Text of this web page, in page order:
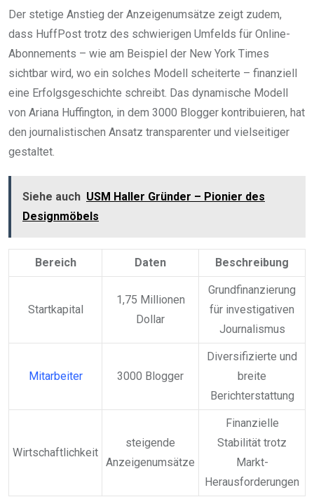
Der stetige Anstieg der Anzeigenumsätze zeigt zudem,
dass HuffPost trotz des schwierigen Umfelds für Online-
Abonnements – wie am Beispiel der New York Times
sichtbar wird, wo ein solches Modell scheiterte – finanziell
eine Erfolgsgeschichte schreibt. Das dynamische Modell
von Ariana Huffington, in dem 3000 Blogger kontribuieren, hat
den journalistischen Ansatz transparenter und vielseitiger
gestaltet.
Siehe auch USM Haller Gründer – Pionier des
Designmöbels
Bereich Daten Beschreibung
Startkapital
1,75 Millionen
Dollar
Grundfinanzierung
für investigativen
Journalismus
Mitarbeiter 3000 Blogger
Diversifizierte und
breite
Berichterstattung
Wirtschaftlichkeit
steigende
Anzeigenumsätze
Finanzielle
Stabilität trotz
Markt-
Herausforderungen